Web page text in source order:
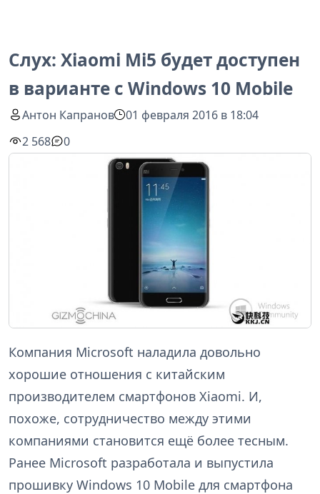
Слух: Xiaomi Mi5 будет доступен
в варианте с Windows 10 Mobile
Антон Капранов
01 февраля 2016 в 18:04
2 568
0
Компания Microsoft наладила довольно
хорошие отношения с китайским
производителем смартфонов Xiaomi. И,
похоже, сотрудничество между этими
компаниями становится ещё более тесным.
Ранее Microsoft разработала и выпустила
прошивку Windows 10 Mobile для смартфона